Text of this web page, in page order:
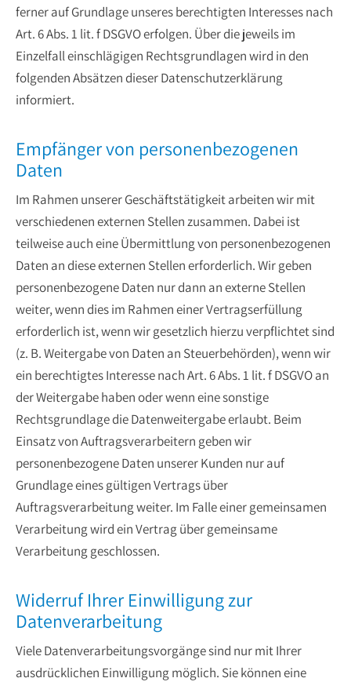
ferner auf Grundlage unseres berechtigten Interesses nach
Art. 6 Abs. 1 lit. f DSGVO erfolgen. Über die jeweils im
Einzelfall einschlägigen Rechtsgrundlagen wird in den
folgenden Absätzen dieser Datenschutzerklärung
informiert.
Empfänger von personenbezogenen
Daten
Im Rahmen unserer Geschäftstätigkeit arbeiten wir mit
verschiedenen externen Stellen zusammen. Dabei ist
teilweise auch eine Übermittlung von personenbezogenen
Daten an diese externen Stellen erforderlich. Wir geben
personenbezogene Daten nur dann an externe Stellen
weiter, wenn dies im Rahmen einer Vertragserfüllung
erforderlich ist, wenn wir gesetzlich hierzu verpflichtet sind
(z. B. Weitergabe von Daten an Steuerbehörden), wenn wir
ein berechtigtes Interesse nach Art. 6 Abs. 1 lit. f DSGVO an
der Weitergabe haben oder wenn eine sonstige
Rechtsgrundlage die Datenweitergabe erlaubt. Beim
Einsatz von Auftragsverarbeitern geben wir
personenbezogene Daten unserer Kunden nur auf
Grundlage eines gültigen Vertrags über
Auftragsverarbeitung weiter. Im Falle einer gemeinsamen
Verarbeitung wird ein Vertrag über gemeinsame
Verarbeitung geschlossen.
Widerruf Ihrer Einwilligung zur
Datenverarbeitung
Viele Datenverarbeitungsvorgänge sind nur mit Ihrer
ausdrücklichen Einwilligung möglich. Sie können eine